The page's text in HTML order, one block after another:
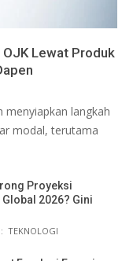
Lewat Produk
menyiapkan langkah
modal, terutama
Proyeksi
2026? Gini
TEKNOLOGI